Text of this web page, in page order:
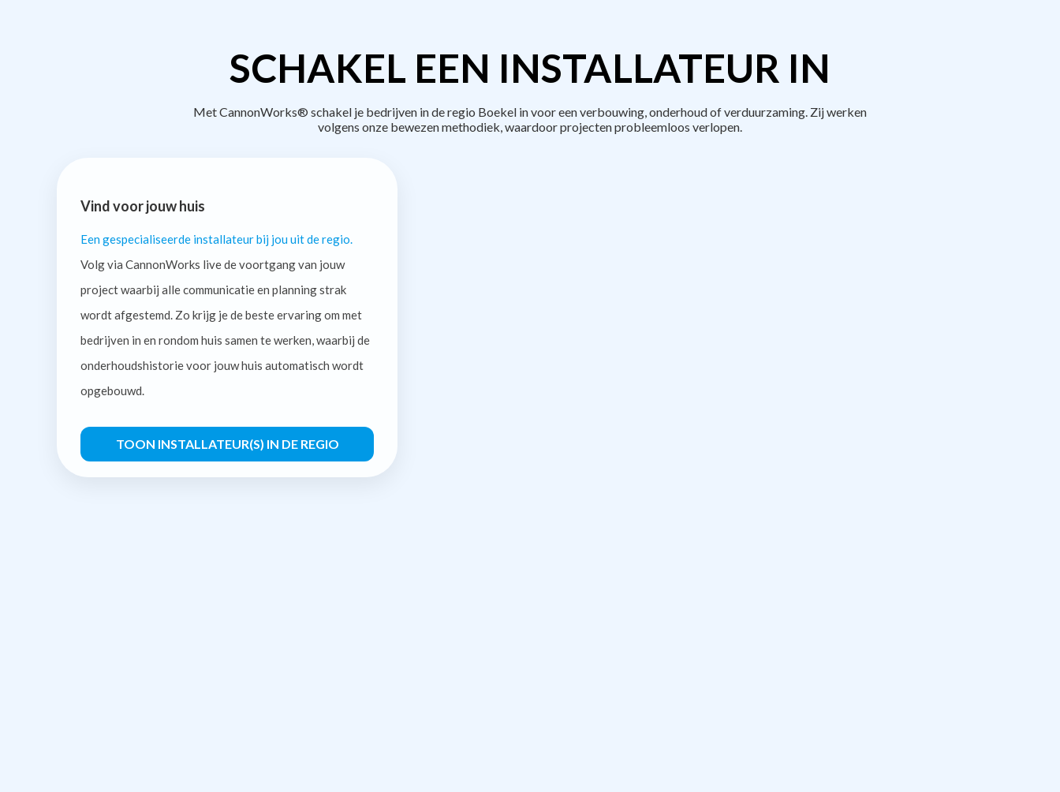
SCHAKEL EEN INSTALLATEUR IN
Met CannonWorks® schakel je bedrijven in de regio Boekel in voor een verbouwing, onderhoud of verduurzaming. Zij werken
volgens onze bewezen methodiek, waardoor projecten probleemloos verlopen.
Vind voor jouw huis
Een gespecialiseerde installateur bij jou uit de regio.
Volg via CannonWorks live de voortgang van jouw
project waarbij alle communicatie en planning strak
wordt afgestemd. Zo krijg je de beste ervaring om met
bedrijven in en rondom huis samen te werken, waarbij de
onderhoudshistorie voor jouw huis automatisch wordt
opgebouwd.
TOON INSTALLATEUR(S) IN DE REGIO